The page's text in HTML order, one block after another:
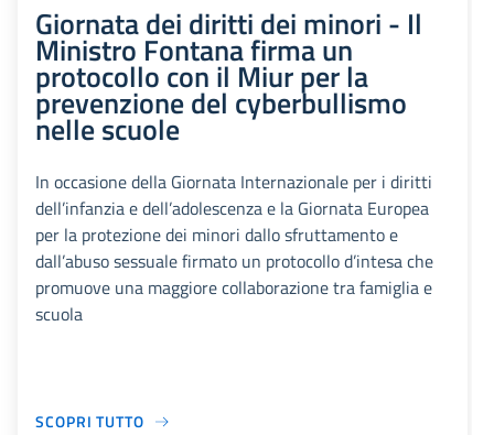
Giornata dei diritti dei minori - Il
Ministro Fontana firma un
protocollo con il Miur per la
prevenzione del cyberbullismo
nelle scuole
In occasione della Giornata Internazionale per i diritti
dell’infanzia e dell’adolescenza e la Giornata Europea
per la protezione dei minori dallo sfruttamento e
dall’abuso sessuale firmato un protocollo d’intesa che
promuove una maggiore collaborazione tra famiglia e
scuola
SCOPRI TUTTO